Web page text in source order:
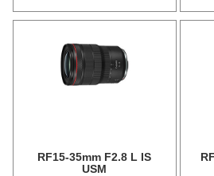
RF15-35mm F2.8 L IS
USM